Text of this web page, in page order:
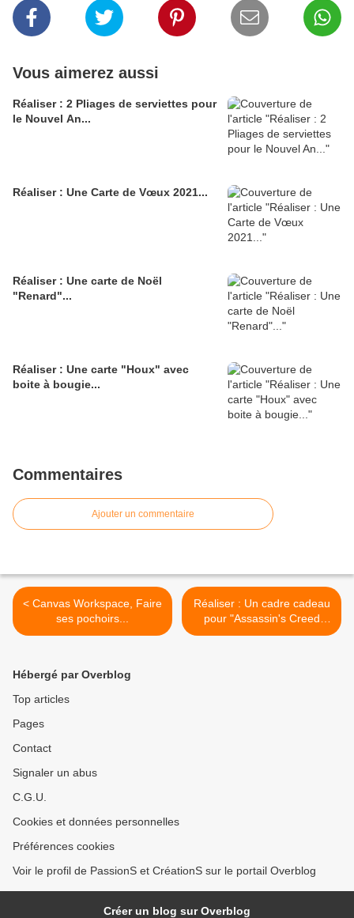
Vous aimerez aussi
Réaliser : 2 Pliages de serviettes pour
le Nouvel An...
Réaliser : Une Carte de Vœux 2021...
Réaliser : Une carte de Noël
"Renard"...
Réaliser : Une carte "Houx" avec
boite à bougie...
Commentaires
Ajouter un commentaire
< Canvas Workspace, Faire
ses pochoirs...
Réaliser : Un cadre cadeau
pour "Assassin's Creed
Valhalla"... >
Hébergé par Overblog
Top articles
Pages
Contact
Signaler un abus
C.G.U.
Cookies et données personnelles
Préférences cookies
Voir le profil de PassionS et CréationS sur le portail Overblog
Créer un blog sur Overblog